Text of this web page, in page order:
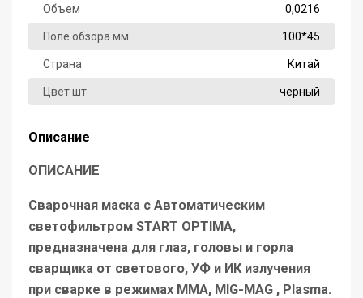
Объем 0,0216
Поле обзора мм 100*45
Страна Китай
Цвет шт чёрный
Описание
ОПИСАНИЕ
Cварочная маска с Автоматическим
светофильтром START OPTIMA,
предназначена для глаз, головы и горла
сварщика от светового, УФ и ИК излучения
при сварке в режимах MMA, MIG-MAG , Plasma.